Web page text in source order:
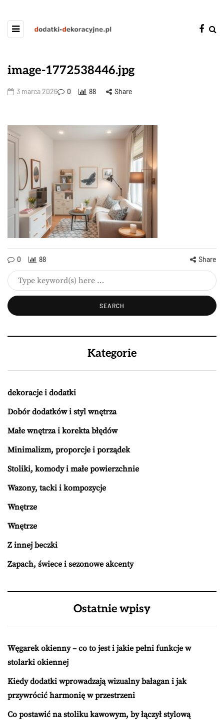
image-1772538446.jpg
3 marca 2026 0 88 Share
0 88 Share
Kategorie
dekoracje i dodatki
Dobór dodatków i styl wnętrza
Małe wnętrza i korekta błędów
Minimalizm, proporcje i porządek
Stoliki, komody i małe powierzchnie
Wazony, tacki i kompozycje
Wnętrze
Wnętrze
Z innej beczki
Zapach, świece i sezonowe akcenty
Ostatnie wpisy
Węgarek okienny – co to jest i jakie pełni funkcje w
stolarki okiennej
Kiedy dodatki wprowadzają wizualny bałagan i jak
przywrócić harmonię w przestrzeni
Co postawić na stoliku kawowym, by łączył stylową